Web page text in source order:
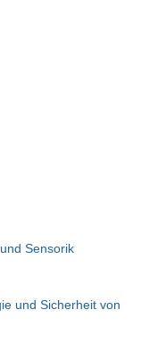
Sensorik
und Sicherheit von